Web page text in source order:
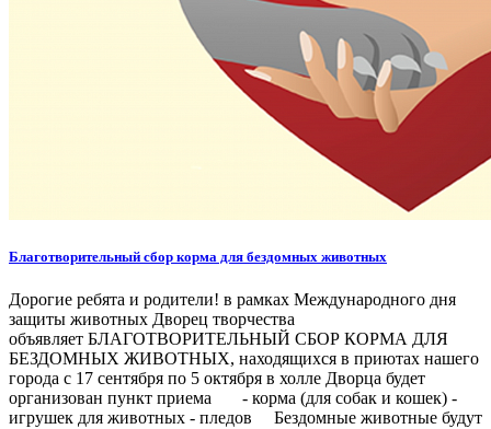
Благотворительный сбор корма для бездомных животных
Дорогие ребята и родители! в рамках Международного дня
защиты животных Дворец творчества
объявляет БЛАГОТВОРИТЕЛЬНЫЙ СБОР КОРМА ДЛЯ
БЕЗДОМНЫХ ЖИВОТНЫХ, находящихся в приютах нашего
города с 17 сентября по 5 октября в холле Дворца будет
организован пункт приема - корма (для собак и кошек) -
игрушек для животных - пледов Бездомные животные будут